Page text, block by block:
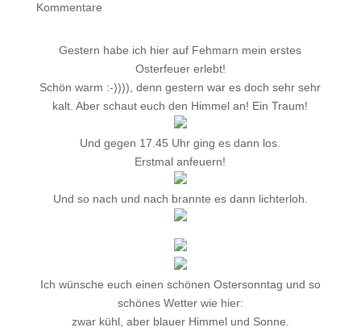
Kommentare
Gestern habe ich hier auf Fehmarn mein erstes
Osterfeuer erlebt!
Schön warm :-)))), denn gestern war es doch sehr sehr
kalt. Aber schaut euch den Himmel an! Ein Traum!
Und gegen 17.45 Uhr ging es dann los.
Erstmal anfeuern!
Und so nach und nach brannte es dann lichterloh.
Ich wünsche euch einen schönen Ostersonntag und so
schönes Wetter wie hier:
zwar kühl, aber blauer Himmel und Sonne.